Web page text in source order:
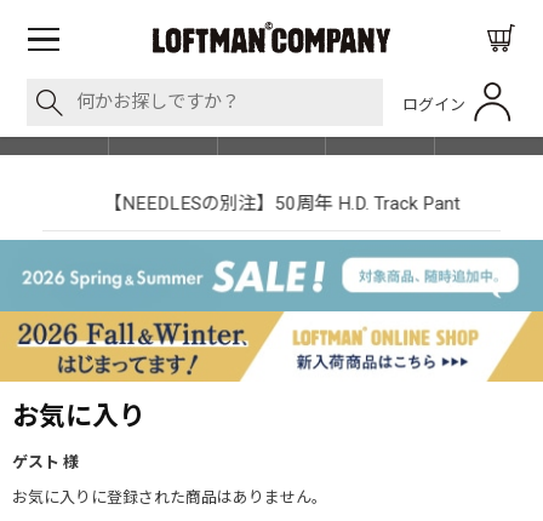
ログイン
SHOP LIST
【NEEDLESの別注】50周年 H.D. Track Pant
お気に入り
ゲスト 様
お気に入りに登録された商品はありません。